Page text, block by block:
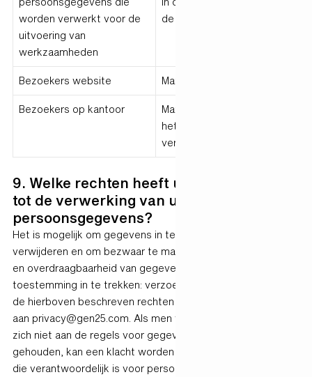
worden verwerkt voor de
uitvoering van
werkzaamheden
de afspraken met de klant
Bezoekers website Maximaal 12 maanden
Bezoekers op kantoor
Maximaal 6 maanden nadat
het recht op toegang is
verlopen
9. Welke rechten heeft u met betrekking
tot de verwerking van uw
persoonsgegevens?
Het is mogelijk om gegevens in te zien, te rectificeren of te
verwijderen en om bezwaar te maken tegen de verwerking
en overdraagbaarheid van gegevens. Het is mogelijk om
toestemming in te trekken: verzoeken met betrekking tot
de hierboven beschreven rechten kunnen worden gericht
aan privacy@gen25.com. Als men van mening is dat Gen25
zich niet aan de regels voor gegevensbescherming heeft
gehouden, kan een klacht worden ingediend bij de autoriteit
die verantwoordelijk is voor persoonsgegevens.